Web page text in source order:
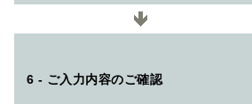
6 - ご入力内容のご確認